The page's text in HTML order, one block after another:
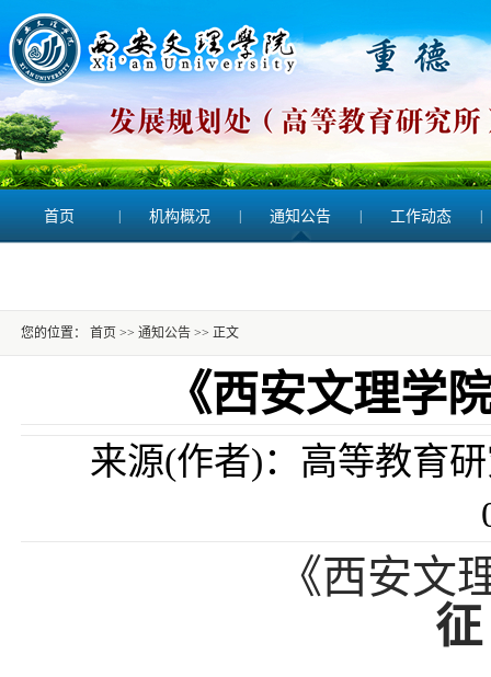
首页 机构概况 通知公告 工作动态
您的位置： 首页 >> 通知公告 >> 正文
《西安文理学
来源(作者)：高等教
《西安文
征